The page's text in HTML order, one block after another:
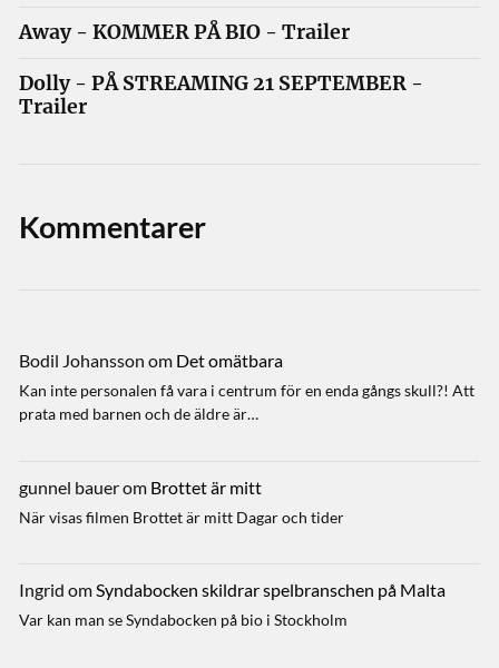
Away - KOMMER PÅ BIO - Trailer
Dolly - PÅ STREAMING 21 SEPTEMBER -
Trailer
Kommentarer
Bodil Johansson om Det omätbara
Kan inte personalen få vara i centrum för en enda gångs skull?! Att
prata med barnen och de äldre är…
gunnel bauerom Brottet är mitt
När visas filmen Brottet är mitt Dagar och tider
Ingrid omSyndabocken skildrar spelbranschen på Malta
Var kan man se Syndabocken på bio i Stockholm